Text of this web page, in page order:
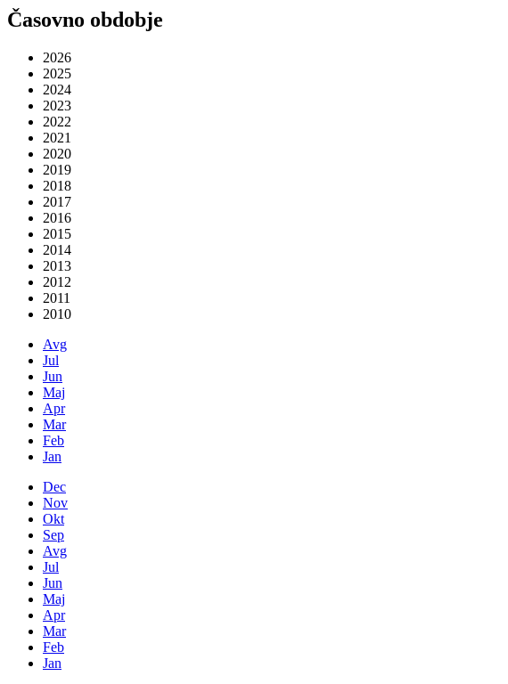
Časovno obdobje
2026
2025
2024
2023
2022
2021
2020
2019
2018
2017
2016
2015
2014
2013
2012
2011
2010
Avg
Jul
Jun
Maj
Apr
Mar
Feb
Jan
Dec
Nov
Okt
Sep
Avg
Jul
Jun
Maj
Apr
Mar
Feb
Jan